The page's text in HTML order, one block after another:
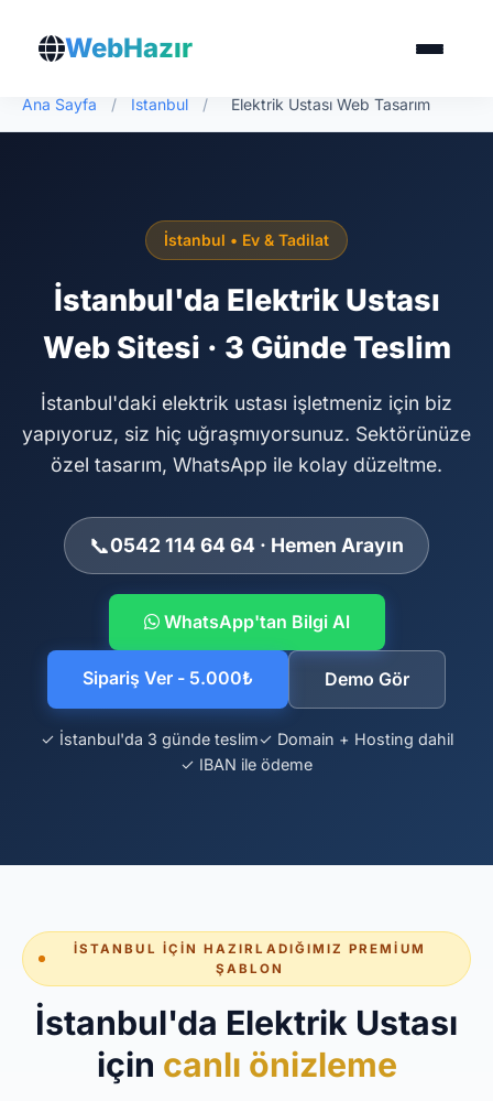
WebHazır
Ana Sayfa / İstanbul / Elektrik Ustası Web Tasarım
İstanbul • Ev & Tadilat
İstanbul'da Elektrik Ustası
Web Sitesi · 3 Günde Teslim
İstanbul'daki elektrik ustası işletmeniz için biz
yapıyoruz, siz hiç uğraşmıyorsunuz. Sektörünüze
özel tasarım, WhatsApp ile kolay düzeltme.
📞0542 114 64 64 · Hemen Arayın
WhatsApp'tan Bilgi Al
Sipariş Ver - 5.000₺ Demo Gör
✓ İstanbul'da 3 günde teslim✓ Domain + Hosting dahil
✓ IBAN ile ödeme
İSTANBUL İÇIN HAZIRLADIĞIMIZ PREMIUM
ŞABLON
İstanbul'da Elektrik Ustası
için canlı önizleme